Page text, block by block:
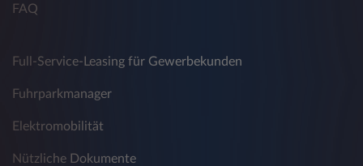
Browsertyp und -version
Webseite, von der aus Sie die Seite
FAQ
Full-Service-Leasing für Gewerbekunden
Fuhrparkmanager
Elektromobilität
Nützliche Dokumente